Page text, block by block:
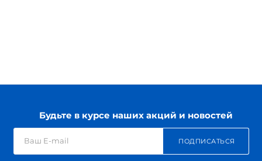
Будьте в курсе наших акций и новостей
ПОДПИСАТЬСЯ